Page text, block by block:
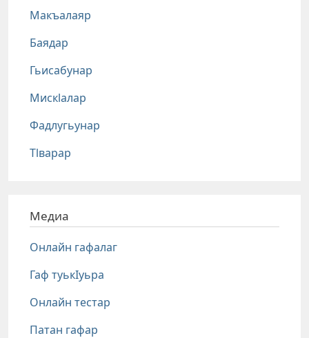
Макъалаяр
Баядар
Гьисабунар
Мискlалар
Фадлугьунар
Тlварар
Медиа
Онлайн гафалаг
Гаф туькIуьра
Онлайн тестар
Патан гафар